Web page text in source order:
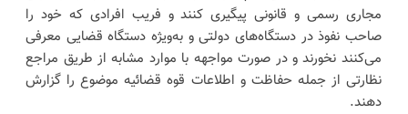
مجاری رسمی و قانونی پیگیری کنند و فریب افرادی که خود را
صاحب نفوذ در دستگاه‌های دولتی و به‌ویژه دستگاه قضایی معرفی
می‌کنند نخورند و در صورت مواجهه با موارد مشابه از طریق مراجع
نظارتی از جمله حفاظت و اطلاعات قوه قضائیه موضوع را گزارش
دهند.